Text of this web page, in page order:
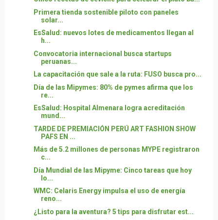
Primera tienda sostenible piloto con paneles
solar...
EsSalud: nuevos lotes de medicamentos llegan al
h...
Convocatoria internacional busca startups
peruanas...
La capacitación que sale a la ruta: FUSO busca pro...
Día de las Mipymes: 80% de pymes afirma que los
re...
EsSalud: Hospital Almenara logra acreditación
mund...
TARDE DE PREMIACIÓN PERÚ ART FASHION SHOW
PAFS EN ...
Más de 5.2 millones de personas MYPE registraron
c...
Día Mundial de las Mipyme: Cinco tareas que hoy
lo...
WMC: Celaris Energy impulsa el uso de energía
reno...
¿Listo para la aventura? 5 tips para disfrutar est...